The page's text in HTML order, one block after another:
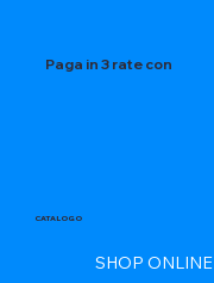
Paga in 3 rate con
CATALOGO
SHOP ONLINE